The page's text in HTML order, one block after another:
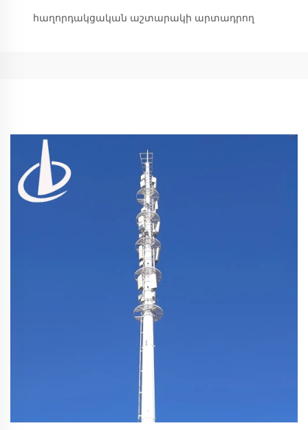
հաղորդակցական աշտարակի արտադրող